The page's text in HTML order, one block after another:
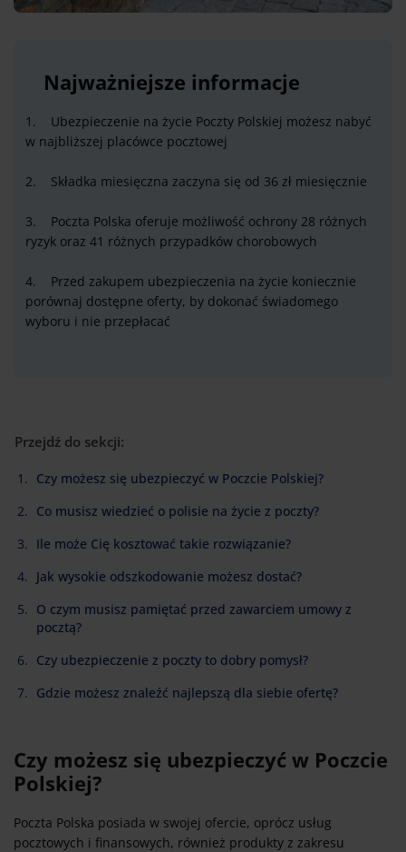
Najważniejsze informacje
1. Ubezpieczenie na życie Poczty Polskiej możesz nabyć
w najbliższej placówce pocztowej
2. Składka miesięczna zaczyna się od 36 zł miesięcznie
3. Poczta Polska oferuje możliwość ochrony 28 różnych
ryzyk oraz 41 różnych przypadków chorobowych
4. Przed zakupem ubezpieczenia na życie koniecznie
porównaj dostępne oferty, by dokonać świadomego
wyboru i nie przepłacać
Przejdź do sekcji:
Czy możesz się ubezpieczyć w Poczcie Polskiej?
Co musisz wiedzieć o polisie na życie z poczty?
Ile może Cię kosztować takie rozwiązanie?
Jak wysokie odszkodowanie możesz dostać?
O czym musisz pamiętać przed zawarciem umowy z
pocztą?
Czy ubezpieczenie z poczty to dobry pomysł?
Gdzie możesz znaleźć najlepszą dla siebie ofertę?
Czy możesz się ubezpieczyć w Poczcie
Polskiej?
Poczta Polska posiada w swojej ofercie, oprócz usług
pocztowych i finansowych, również produkty z zakresu